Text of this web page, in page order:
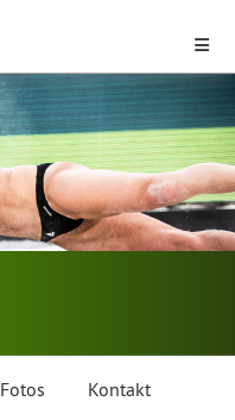
Fotos Kontakt